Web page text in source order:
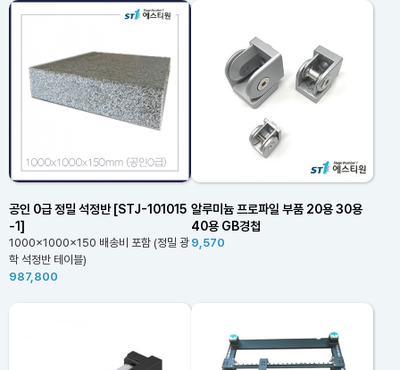
공인 0급 정밀 석정반 [STJ-101015
-1]
1000x1000x150 배송비 포함 (정밀 광
학 석정반 테이블)
987,800
알루미늄 프로파일 부품 20용 30용
40용 GB경첩
9,570